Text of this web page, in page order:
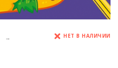
НЕТ В НАЛИЧИИ